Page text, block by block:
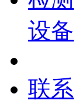
设备
联系